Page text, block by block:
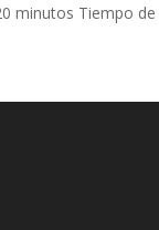
minutos Tiempo